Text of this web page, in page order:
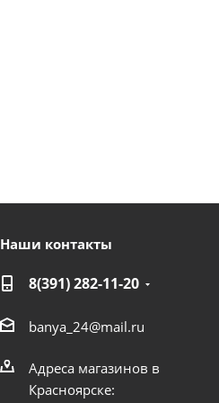
Наши контакты
8(391) 282-11-20
banya_24@mail.ru
Адреса магазинов в
Красноярске: